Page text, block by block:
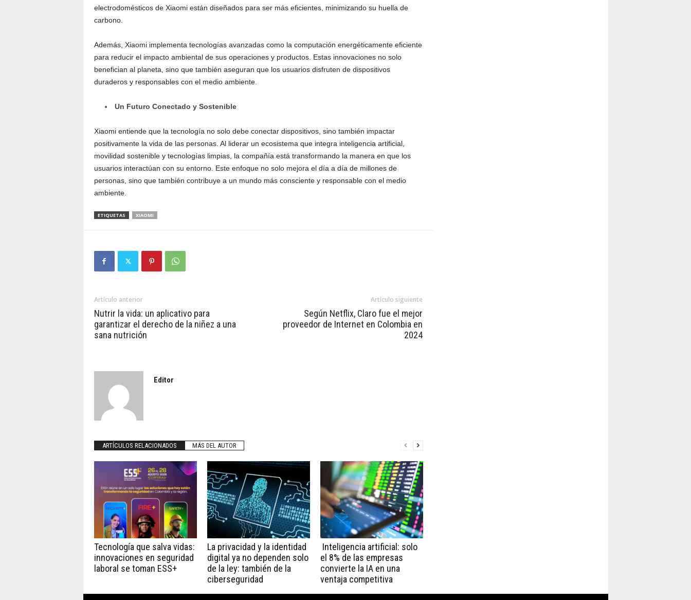
electrodomésticos de Xiaomi están diseñados para ser más eficientes, minimizando su huella de
carbono.
Además, Xiaomi implementa tecnologías avanzadas como la computación energéticamente eficiente
para reducir el impacto ambiental de sus operaciones y productos. Estas innovaciones no solo
benefician al planeta, sino que también aseguran que los usuarios disfruten de dispositivos
duraderos y responsables con el medio ambiente.
Un Futuro Conectado y Sostenible
Xiaomi entiende que la tecnología no solo debe conectar dispositivos, sino también impactar
positivamente la vida de las personas. Al liderar un ecosistema que integra inteligencia artificial,
movilidad sostenible y tecnologías limpias, la compañía está transformando la manera en que los
usuarios interactúan con su entorno. Este enfoque no solo mejora el día a día de millones de
personas, sino que también contribuye a un mundo más consciente y responsable con el medio
ambiente.
ETIQUETAS XIAOMI
Artículo anterior
Nutrir la vida: un aplicativo para
garantizar el derecho de la niñez a una
sana nutrición
Artículo siguiente
Según Netflix, Claro fue el mejor
proveedor de Internet en Colombia en
2024
Editor
ARTÍCULOS RELACIONADOS MÁS DEL AUTOR
Tecnología que salva vidas:
innovaciones en seguridad
laboral se toman ESS+
La privacidad y la identidad
digital ya no dependen solo
de la ley: también de la
ciberseguridad
Inteligencia artificial: solo
el 8% de las empresas
convierte la IA en una
ventaja competitiva